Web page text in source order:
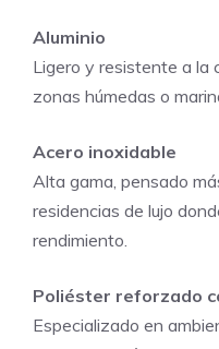
Aluminio
Ligero y resistente a la
zonas húmedas o
Acero inoxidable
Alta gama, pensado
residencias de lujo
rendimiento.
Poliéster reforzado
Especializado en